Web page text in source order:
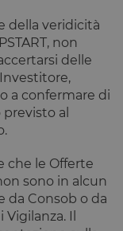
della veridicità
non
delle
a confermare di
al
che le Offerte
sono in alcun
da Consob o da
Il
incluso in ogni
pagina in un
sito e utilizzato
dati di visitatori,
sessioni e
campagne per i
rapporti di
mese
viene
generalmente
utilizzato per le
prestazioni e
l'ottimizzazione
dei servizi di
elaborazione
qualsiasi
pubblicità
che l'utente
finale
potrebbe
aver visto
prima di
visitare il
sito Web.
impostato
da
Doubleclick
e fornisce
informazioni
su come
l'utente